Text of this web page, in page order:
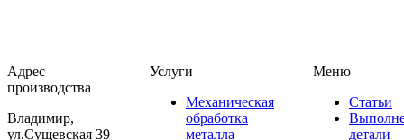
Адрес
производства
Владимир,
ул.Сущевская 39
Услуги
Механическая
обработка
металла
Меню
Статьи
детали